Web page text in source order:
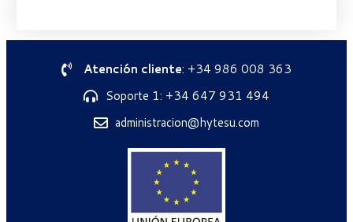
Atención cliente: +34 986 008 363
Soporte 1: +34 647 931 494
administracion@hytesu.com